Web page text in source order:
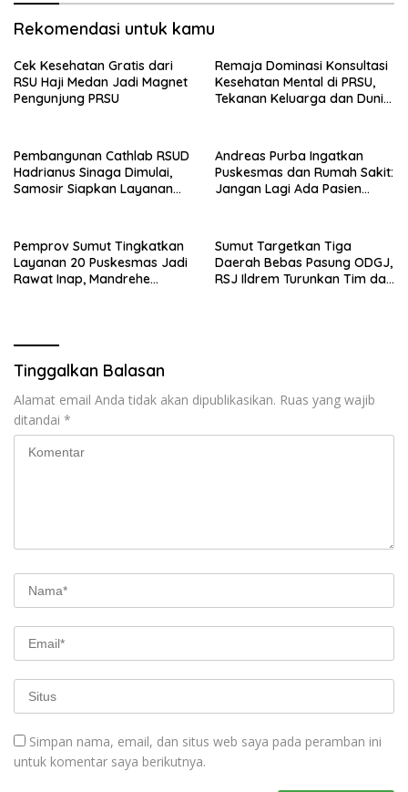
Rekomendasi untuk kamu
Cek Kesehatan Gratis dari
RSU Haji Medan Jadi Magnet
Pengunjung PRSU
Remaja Dominasi Konsultasi
Kesehatan Mental di PRSU,
Tekanan Keluarga dan Dunia
Pembangunan Cathlab RSUD
Hadrianus Sinaga Dimulai,
Samosir Siapkan Layanan
Andreas Purba Ingatkan
Puskesmas dan Rumah Sakit:
Jangan Lagi Ada Pasien
Pemprov Sumut Tingkatkan
Layanan 20 Puskesmas Jadi
Rawat Inap, Mandrehe
Sumut Targetkan Tiga
Daerah Bebas Pasung ODGJ,
RSJ Ildrem Turunkan Tim dan
Tinggalkan Balasan
Alamat email Anda tidak akan dipublikasikan. Ruas yang wajib
ditandai *
Simpan nama, email, dan situs web saya pada peramban ini
untuk komentar saya berikutnya.